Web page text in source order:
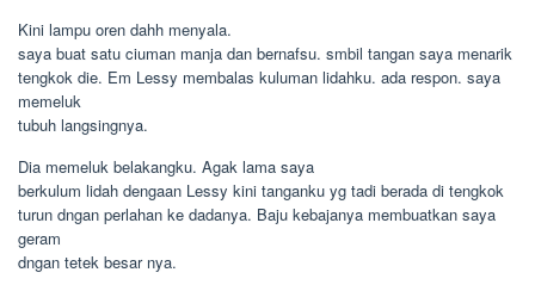
Kini lampu oren dahh menyala.
saya buat satu ciuman manja dan bernafsu. smbil tangan saya menarik
tengkok die. Em Lessy membalas kuluman lidahku. ada respon. saya
memeluk
tubuh langsingnya.
Dia memeluk belakangku. Agak lama saya
berkulum lidah dengaan Lessy kini tanganku yg tadi berada di tengkok
turun dngan perlahan ke dadanya. Baju kebajanya membuatkan saya
geram
dngan tetek besar nya.